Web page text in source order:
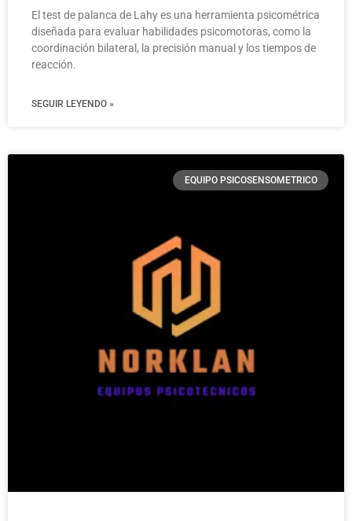
El test de palanca de Lahy es una herramienta psicométrica
diseñada para evaluar habilidades psicomotoras, como la
coordinación bilateral, la precisión manual y los tiempos de
reacción.
SEGUIR LEYENDO »
EQUIPO PSICOSENSOMETRICO